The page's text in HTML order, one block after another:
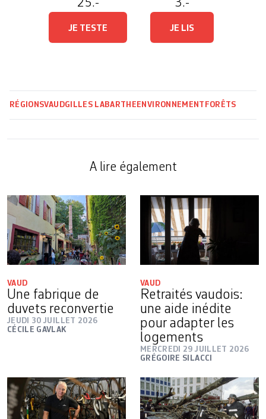
25.-
JE TESTE
3.-
JE LIS
RÉGIONSVAUDGILLES LABARTHE ENVIRONNEMENT FORÊTS
A lire également
VAUD
Une fabrique de
duvets reconvertie
JEUDI 30 JUILLET 2026
CÉCILE GAVLAK
VAUD
Retraités vaudois:
une aide inédite
pour adapter les
logements
MERCREDI 29 JUILLET 2026
GRÉGOIRE SILACCI